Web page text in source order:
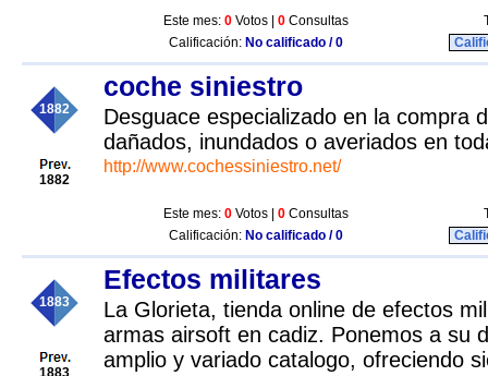
Este mes: 0 Votos | 0 Consultas
Calificación: No calificado / 0
1882
1882
coche siniestro
Desguace especializado en la compra
dañados, inundados o averiados en
http://www.cochessiniestro.net/
Este mes: 0 Votos | 0 Consultas
Calificación: No calificado / 0
1883
1883
Efectos militares
La Glorieta, tienda online de efectos
armas airsoft en cadiz. Ponemos a su
amplio y variado catalogo, ofreciendo